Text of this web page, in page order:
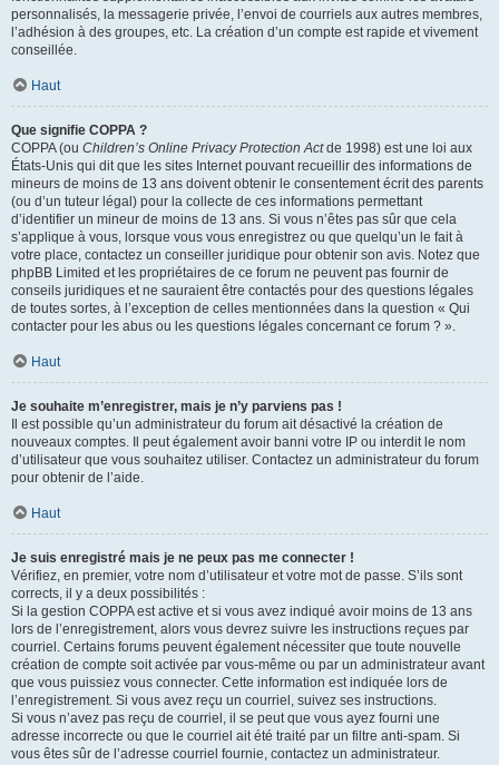
personnalisés, la messagerie privée, l’envoi de courriels aux autres membres,
l’adhésion à des groupes, etc. La création d’un compte est rapide et vivement
conseillée.
Haut
Que signifie COPPA ?
COPPA (ou Children’s Online Privacy Protection Actde 1998) est une loi aux
États-Unis qui dit que les sites Internet pouvant recueillir des informations de
mineurs de moins de 13 ans doivent obtenir le consentement écrit des parents
(ou d’un tuteur légal) pour la collecte de ces informations permettant
d’identifier un mineur de moins de 13 ans. Si vous n’êtes pas sûr que cela
s’applique à vous, lorsque vous vous enregistrez ou que quelqu’un le fait à
votre place, contactez un conseiller juridique pour obtenir son avis. Notez que
phpBB Limited et les propriétaires de ce forum ne peuvent pas fournir de
conseils juridiques et ne sauraient être contactés pour des questions légales
de toutes sortes, à l’exception de celles mentionnées dans la question « Qui
contacter pour les abus ou les questions légales concernant ce forum ? ».
Haut
Je souhaite m’enregistrer, mais je n’y parviens pas !
Il est possible qu’un administrateur du forum ait désactivé la création de
nouveaux comptes. Il peut également avoir banni votre IP ou interdit le nom
d’utilisateur que vous souhaitez utiliser. Contactez un administrateur du forum
pour obtenir de l’aide.
Haut
Je suis enregistré mais je ne peux pas me connecter !
Vérifiez, en premier, votre nom d’utilisateur et votre mot de passe. S’ils sont
corrects, il y a deux possibilités :
Si la gestion COPPA est active et si vous avez indiqué avoir moins de 13 ans
lors de l’enregistrement, alors vous devrez suivre les instructions reçues par
courriel. Certains forums peuvent également nécessiter que toute nouvelle
création de compte soit activée par vous-même ou par un administrateur avant
que vous puissiez vous connecter. Cette information est indiquée lors de
l’enregistrement. Si vous avez reçu un courriel, suivez ses instructions.
Si vous n’avez pas reçu de courriel, il se peut que vous ayez fourni une
adresse incorrecte ou que le courriel ait été traité par un filtre anti-spam. Si
vous êtes sûr de l’adresse courriel fournie, contactez un administrateur.